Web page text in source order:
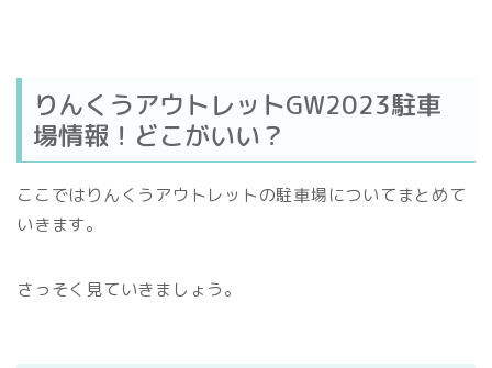
りんくうアウトレットGW2023駐車
場情報！どこがいい？
ここではりんくうアウトレットの駐車場についてまとめて
いきます。
さっそく見ていきましょう。